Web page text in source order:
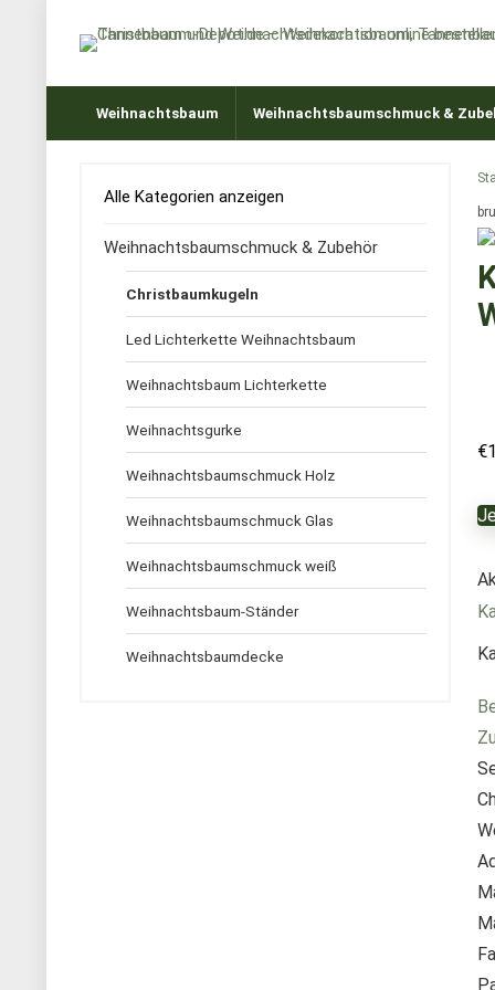
Weihnachtsbaum Weihnachtsbaumschmuck &
€
Alle Kategorien anzeigen
Weihnachtsbaumschmuck & Zubehör
Christbaumkugeln
Led Lichterkette Weihnachtsbaum
Weihnachtsbaum Lichterkette
Weihnachtsgurke
Weihnachtsbaumschmuck Holz
Weihnachtsbaumschmuck Glas
Weihnachtsbaumschmuck weiß
Weihnachtsbaum-Ständer
Weihnachtsbaumdecke